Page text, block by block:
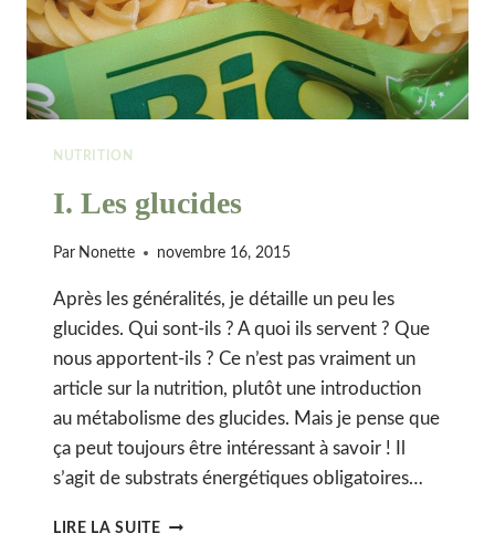
NUTRITION
I. Les glucides
Par Nonette novembre 16, 2015
Après les généralités, je détaille un peu les
glucides. Qui sont-ils ? A quoi ils servent ? Que
nous apportent-ils ? Ce n’est pas vraiment un
article sur la nutrition, plutôt une introduction
au métabolisme des glucides. Mais je pense que
ça peut toujours être intéressant à savoir ! Il
s’agit de substrats énergétiques obligatoires…
LIRE LA SUITEI.